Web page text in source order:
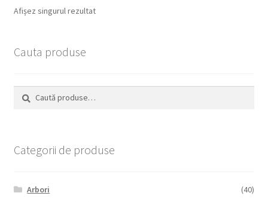
Afișez singurul rezultat
Cauta produse
Caută
după:
Caută
Categorii de produse
Arbori
(40)